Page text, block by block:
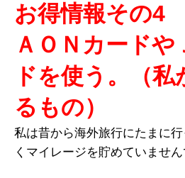
お得情報その
ＡＯＮカードや
ドを使う。（
るもの）
私は昔から海外旅行にたまに
くマイレージを貯めていません